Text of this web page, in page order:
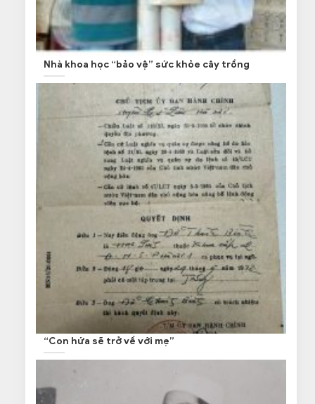
Nhà khoa học “bảo vệ” sức khỏe cây trồng
“Con hứa sẽ trở về với mẹ”